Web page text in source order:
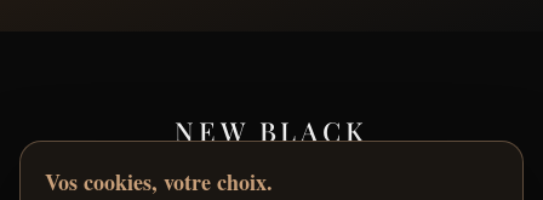
NEW BLACK
Premium make-up ontworpen in Parijs voor donkere en
Vos cookies, votre choix.